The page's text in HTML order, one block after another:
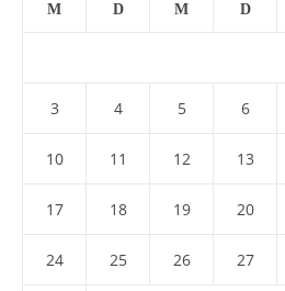
M D M D
3 4 5 6
10 11 12 13
17 18 19 20
24 25 26 27